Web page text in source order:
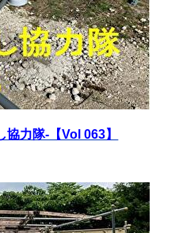
力隊‐【Vol 063】